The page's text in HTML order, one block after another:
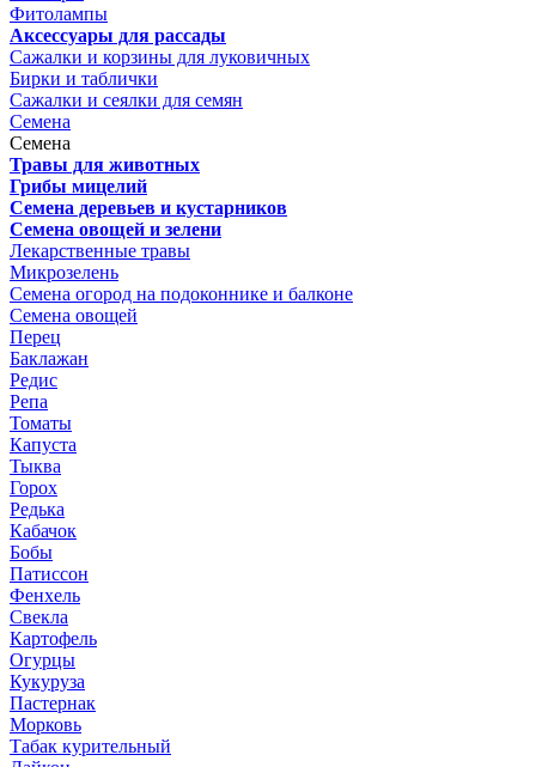
Фитолампы
Аксессуары для рассады
Сажалки и корзины для луковичных
Бирки и таблички
Сажалки и сеялки для семян
Семена
Семена
Травы для животных
Грибы мицелий
Семена деревьев и кустарников
Семена овощей и зелени
Лекарственные травы
Микрозелень
Семена огород на подоконнике и балконе
Семена овощей
Перец
Баклажан
Редис
Репа
Томаты
Капуста
Тыква
Горох
Редька
Кабачок
Бобы
Патиссон
Фенхель
Свекла
Картофель
Огурцы
Кукуруза
Пастернак
Морковь
Табак курительный